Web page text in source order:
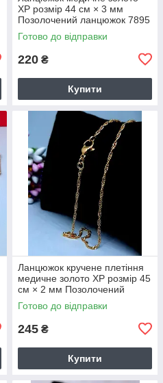
ХР розмір 44 см × 3 мм
Позолочений ланцюжок 7895
Готово до відправки
220 ₴
Купити
Ланцюжок кручене плетіння
медичне золото ХР розмір 45
см × 2 мм Позолочений
ланцюжок 7875
Готово до відправки
245 ₴
Купити